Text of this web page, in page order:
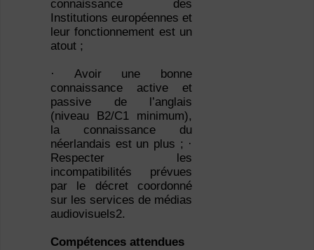
connaissance des
Institutions européennes et
leur fonctionnement est un
atout ;
· Avoir une bonne
connaissance active et
passive de l’anglais
(niveau B2/C1 minimum),
la connaissance du
néerlandais est un plus ; ·
Respecter les
incompatibilités prévues
par le décret coordonné
sur les services de médias
audiovisuels2.
Compétences attendues